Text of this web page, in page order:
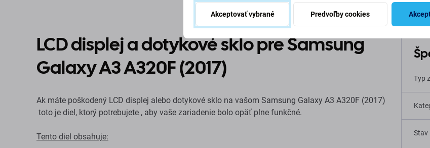
LCD displej a dotykové sklo pre Samsung
Galaxy A3 A320F (2017)
Ak máte poškodený LCD displej alebo dotykové sklo na vašom Samsung Galaxy A3 A320F (2017)
toto je diel, ktorý potrebujete , aby vaše zariadenie bolo opäť plne funkčné.
Tento diel obsahuje:
Typ
Stav
Akceptovať vybrané Predvoľby cookies